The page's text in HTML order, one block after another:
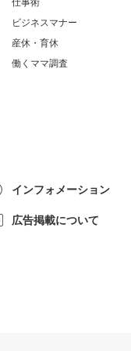
仕事術
ビジネスマナー
産休・育休
働くママ調査
インフォメーション
広告掲載について